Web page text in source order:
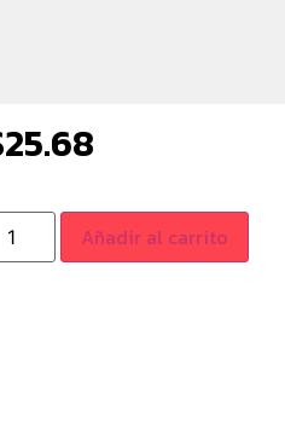
25.68
Añadir al carrito